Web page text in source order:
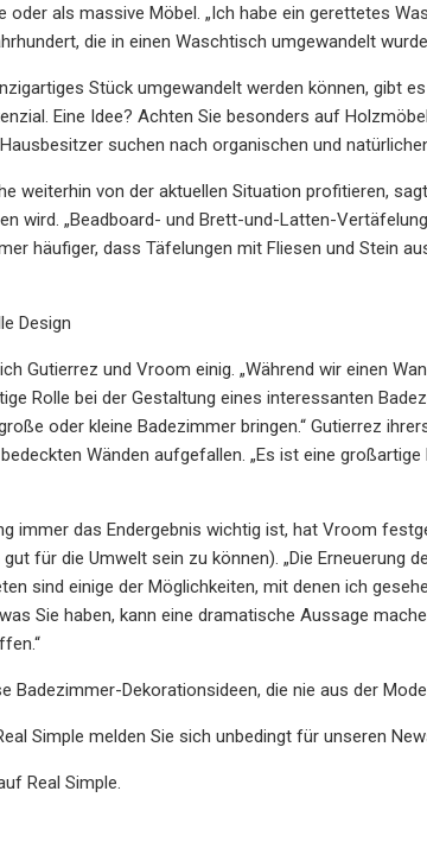
oder als massive Möbel. „Ich habe ein gerettetes
die in einen Waschtisch umgewandelt
Stück umgewandelt werden können, gibt
Eine Idee? Achten Sie besonders auf
suchen nach organischen und
weiterhin von der aktuellen Situation profitieren,
wird. „Beadboard- und Brett-und-Latten-
häufiger, dass Täfelungen mit Fliesen und Stein
Design
Gutierrez und Vroom einig. „Während wir einen
Rolle bei der Gestaltung eines interessanten
oder kleine Badezimmer bringen.“ Gutierrez
Wänden aufgefallen. „Es ist eine
immer das Endergebnis wichtig ist, hat Vroom
für die Umwelt sein zu können). „Die Erneuerung
sind einige der Möglichkeiten, mit denen ich
Sie haben, kann eine dramatische Aussage
Badezimmer-Dekorationsideen, die nie aus der
Simple melden Sie sich unbedingt für unseren
Real Simple.